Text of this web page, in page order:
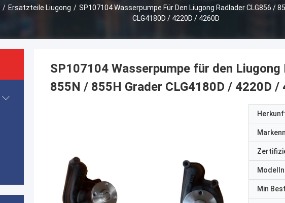
/ Ersatzteile Liugong / SP107104 Wasserpumpe Für Den Liugong Radlader CLG856 /
CLG4180D / 4220D / 4260D
SP107104 Wasserpumpe für den
855N / 855H Grader CLG4180D / 4220D /
Min